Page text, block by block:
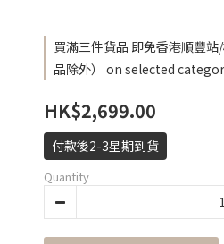
買滿三件貨品 即免香港順豐
品除外） on selected
HK$2,699.00
付款後2-3星期到貨
Quantity